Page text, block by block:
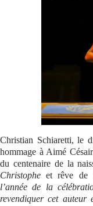
Christian Schiaretti, le
hommage à Aimé
du centenaire de la
Christophe et rêve de
l’année de la
revendiquer cet auteur